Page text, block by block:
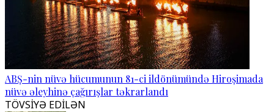
ABŞ-nin nüvə hücumunun 81-ci ildönümündə Hiroşimada
nüvə əleyhinə çağırışlar təkrarlandı
TÖVSİYƏ EDİLƏN